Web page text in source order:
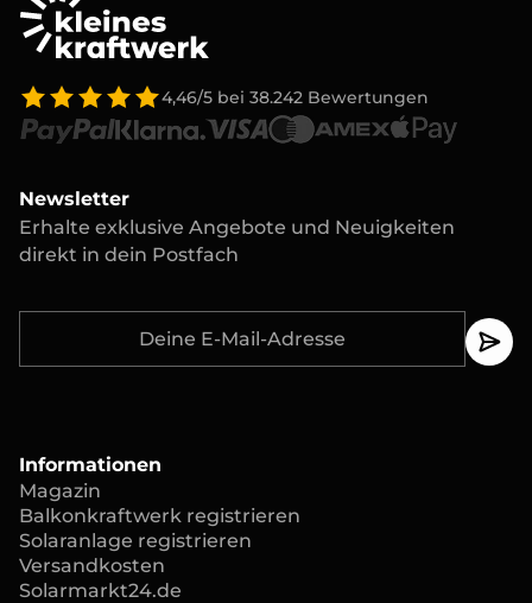
4,46/5 bei 38.242 Bewertungen
Informationen
Magazin
Balkonkraftwerk registrieren
Solaranlage registrieren
Versandkosten
Solarmarkt24.de
Newsletter
Erhalte exklusive Angebote und Neuigkeiten
direkt in dein Postfach